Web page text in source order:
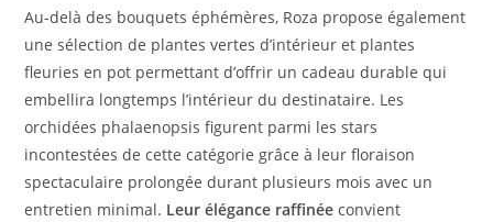
Au-delà des bouquets éphémères, Roza propose également
une sélection de plantes vertes d’intérieur et plantes
fleuries en pot permettant d’offrir un cadeau durable qui
embellira longtemps l’intérieur du destinataire. Les
orchidées phalaenopsis figurent parmi les stars
incontestées de cette catégorie grâce à leur floraison
spectaculaire prolongée durant plusieurs mois avec un
entretien minimal. Leur élégance raffinée convient